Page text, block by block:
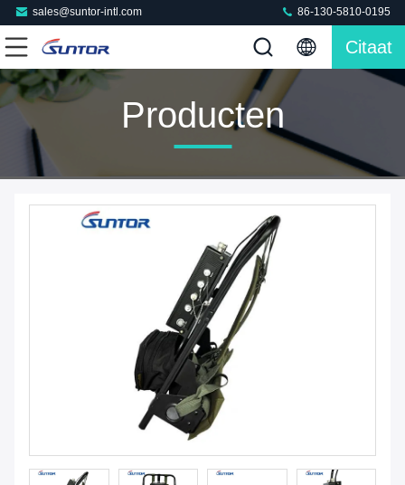
sales@suntor-intl.com 86-130-5810-0195
Citaat
Producten